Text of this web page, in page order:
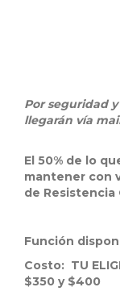
Por seguridad
llegarán vía mail
El 50% de lo
mantener con
de Resistencia
Función
Costo: TU
$350 y $400